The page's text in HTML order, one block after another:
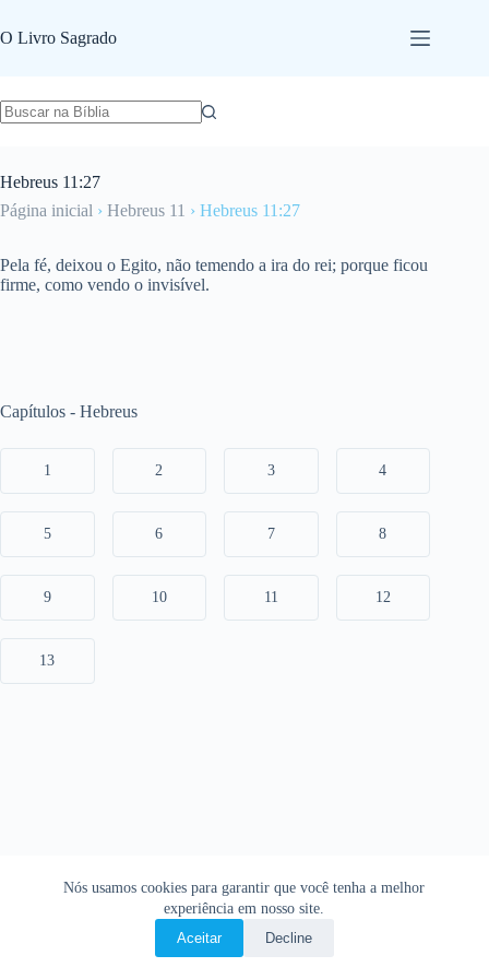
para
o
Nós usamos cookies para garantir que você tenha a melhor
experiência em nosso site.
Aceitar
Decline
O Livro Sagrado
Hebreus 11:27
Página inicial › Hebreus 11 › Hebreus 11:27
Pela fé, deixou o Egito, não temendo a ira do rei; porque ficou
firme, como vendo o invisível.
Capítulos - Hebreus
1 2 3 4
5 6 7 8
9 10 11 12
13
Copyright © 2026 • O Livro Sagrado • Bíblia Online •